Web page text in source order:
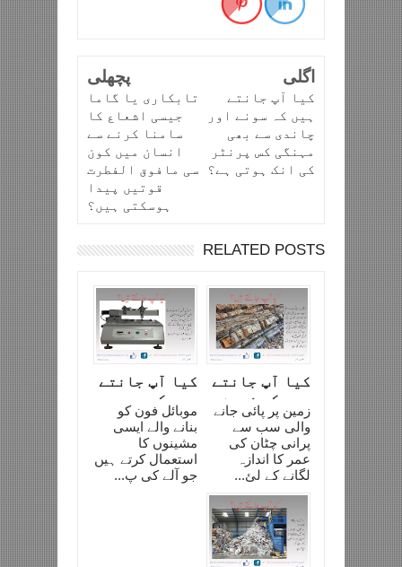
اگلی
کیا آپ جانتے
ہیں کہ سونے اور
چاندی سے بھی
مہنگی کس پرنٹر
کی انک ہوتی ہے؟
پچھلی
تابکاری یا گاما
جیسی اشعاع کا
سامنا کرنے سے
انسان میں کون
سی مافوق الفطرت
قوتیں پیدا
ہوسکتی ہیں؟
RELATED POSTS
کیا آپ جانتے
ہیں کہ زمین
پر پائی جانے
والے سب سے
پرانی چٹان
کتنی برس کی
زمین پر پائی جانے
والی سب سے
پرانی چٹان کی
عمر کا اندازہ
لگانے کے لئ...
کیا آپ جانتے
ہیں کہ
موبائل کی
جانچ کیسے کی
جاتی ہے؟
موبائل فون کو
بنانے والے ایسی
مشینوں کا
استعمال کرتے ہیں
جو آلے کی پ...